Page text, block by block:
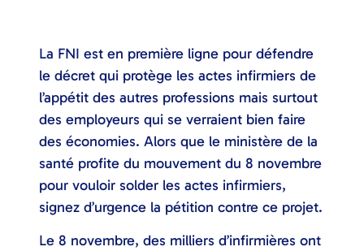
La FNI est en première ligne pour défendre
le décret qui protège les actes infirmiers de
l’appétit des autres professions mais surtout
des employeurs qui se verraient bien faire
des économies. Alors que le ministère de la
santé profite du mouvement du 8 novembre
pour vouloir solder les actes infirmiers,
signez d’urgence la pétition contre ce projet.
Le 8 novembre, des milliers d’infirmières ont